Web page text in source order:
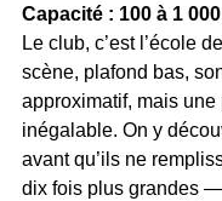
Capacité : 100 à 1
Le club, c’est l’école
scène, plafond bas,
approximatif, mais une
inégalable. On y
avant qu’ils ne
dix fois plus grandes